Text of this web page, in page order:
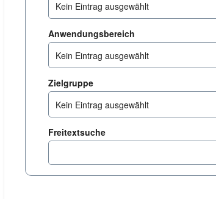
Kein Eintrag ausgewählt
Anwendungsbereich
Kein Eintrag ausgewählt
Zielgruppe
Kein Eintrag ausgewählt
Freitextsuche